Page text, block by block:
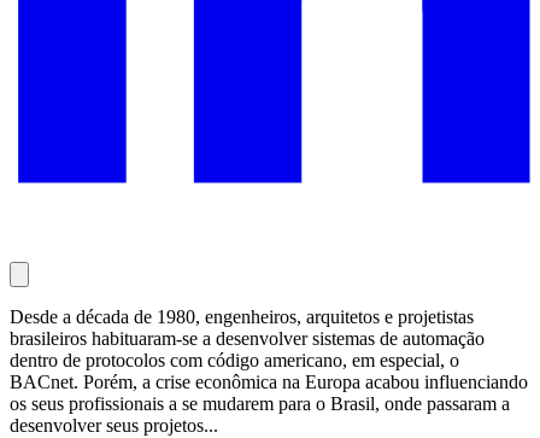
Desde a década de 1980, engenheiros, arquitetos e projetistas
brasileiros habituaram-se a desenvolver sistemas de automação
dentro de protocolos com código americano, em especial, o
BACnet. Porém, a crise econômica na Europa acabou influenciando
os seus profissionais a se mudarem para o Brasil, onde passaram a
desenvolver seus projetos...